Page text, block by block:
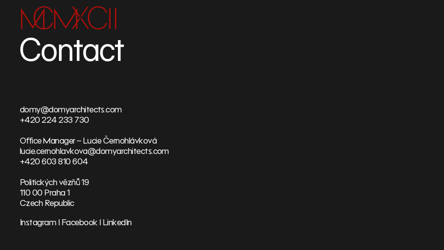
Contact
domy@domyarchitects.com
+420 224 233 730
Office Manager – Lucie Černohlávková
lucie.cernohlavkova@domyarchitects.com
+420 603 810 604
Politických vězňů 19
110 00 Praha 1
Czech Republic
InstagramIFacebook ILinkedIn